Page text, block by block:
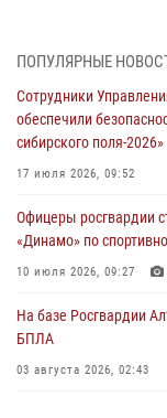
акции «Коробка
Сотрудники
03 июля 2026, 04:03
Управление
02 июля 2026, 00:55
В краевом управлении
ПОПУЛЯРНЫЕ
Сотрудники
обеспечили
сибирского поля-2026»
17 июля 2026, 09:52
Офицеры росгвардии
«Динамо» по
10 июля 2026, 09:27
На базе Росгвардии
БПЛА
03 августа 2026, 02:43